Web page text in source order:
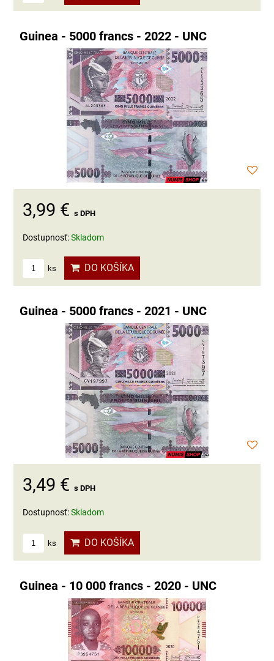
Guinea - 5000 francs - 2022 - UNC
3,99 € s DPH
Dostupnosť:Skladom
ks DO KOŠÍKA
Guinea - 5000 francs - 2021 - UNC
3,49 € s DPH
Dostupnosť:Skladom
ks DO KOŠÍKA
Guinea - 10 000 francs - 2020 - UNC